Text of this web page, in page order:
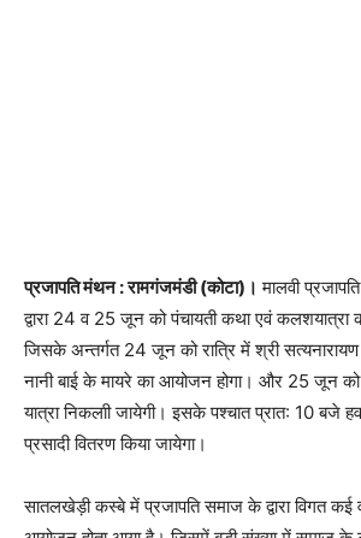
प्रजापति मंथन : रामगंजमंडी (कोटा)। मालवी
द्वारा 24 व 25 जून को पंचायती कथा एवं
जिसके अन्तर्गत 24 जून को रात्रि में श्री
नानी बाई के मायरे का आयोजन होगा। और 25 जून
यात्रा निकलाी जायेगी। इसके पश्चात प्रात: 10 बजे
प्रसादी वितरण किया जायेगा।
सातलखेड़ी कस्बे में प्रजापति समाज के द्वारा विगत कई